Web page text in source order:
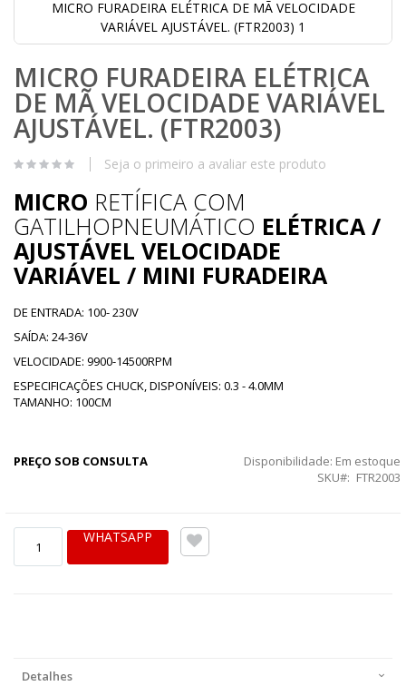
MICRO FURADEIRA ELÉTRICA DE MÃ VELOCIDADE
VARIÁVEL AJUSTÁVEL. (FTR2003) 1
para
o
início
da
Galeria
imagens
MICRO FURADEIRA ELÉTRICA
DE MÃ VELOCIDADE VARIÁVEL
AJUSTÁVEL. (FTR2003)
Seja o primeiro a avaliar este produto
MICRO RETÍFICA COM
GATILHOPNEUMÁTICO ELÉTRICA /
AJUSTÁVEL VELOCIDADE
VARIÁVEL / MINI FURADEIRA
DE ENTRADA: 100- 230V
SAÍDA: 24-36V
VELOCIDADE: 9900-14500RPM
ESPECIFICAÇÕES CHUCK, DISPONÍVEIS: 0.3 - 4.0MM
TAMANHO: 100CM
PREÇO SOB CONSULTA Disponibilidade: Em estoque
SKU
FTR2003
WHATSAPP
Detalhes